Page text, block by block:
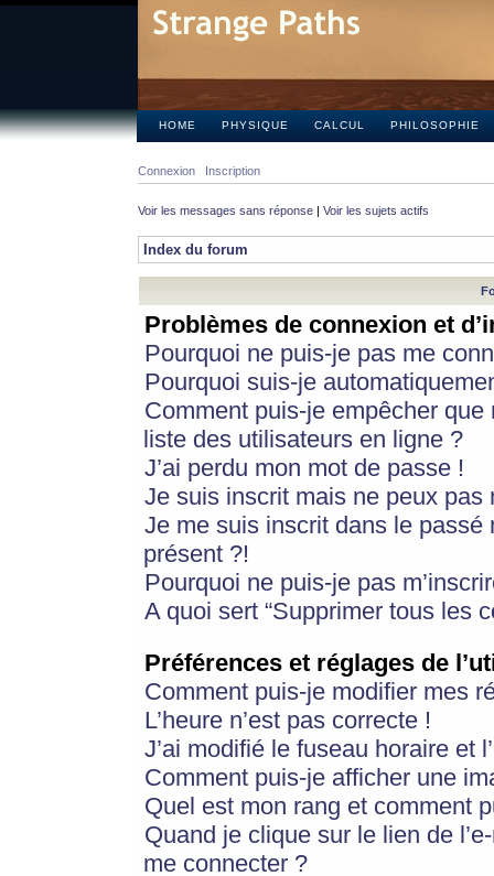
HOME PHYSIQUE CALCUL PHILOSOPHIE
Connexion Inscription
Voir les messages sans réponse | Voir les sujets actifs
Index du forum
Problèmes de connexion et
Pourquoi ne puis-je pas me
Pourquoi suis-je
Comment puis-je empêcher
liste des utilisateurs en ligne ?
J’ai perdu mon mot de passe !
Je suis inscrit mais ne peux pas
Je me suis inscrit dans le
présent ?!
Pourquoi ne puis-je pas
A quoi sert “Supprimer tous les
Préférences et réglages de
Comment puis-je modifier mes
L’heure n’est pas correcte !
J’ai modifié le fuseau horaire et
Comment puis-je afficher une
Quel est mon rang et comment
Quand je clique sur le lien de
me connecter ?